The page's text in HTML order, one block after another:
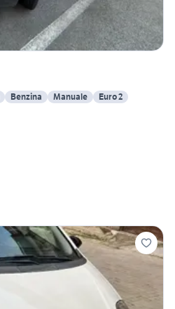
Benzina Manuale Euro 2